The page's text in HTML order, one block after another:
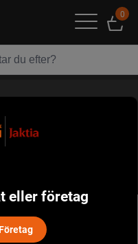
0
eller företag